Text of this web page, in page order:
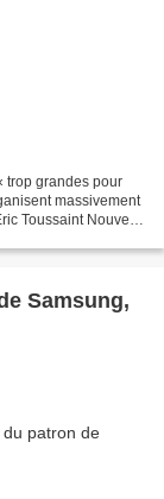
trop grandes pour
massivement
Toussaint Nouvel
Samsung,